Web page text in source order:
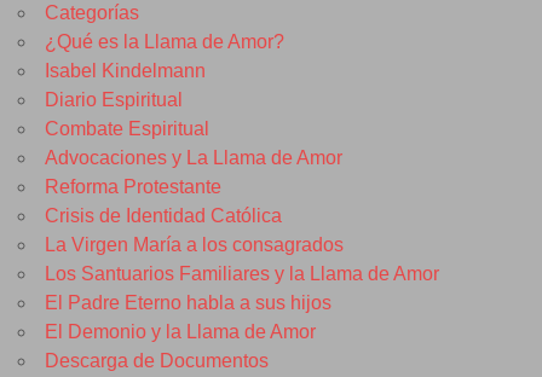
Categorías
¿Qué es la Llama de Amor?
Isabel Kindelmann
Diario Espiritual
Combate Espiritual
Advocaciones y La Llama de Amor
Reforma Protestante
Crisis de Identidad Católica
La Virgen María a los consagrados
Los Santuarios Familiares y la Llama de Amor
El Padre Eterno habla a sus hijos
El Demonio y la Llama de Amor
Descarga de Documentos